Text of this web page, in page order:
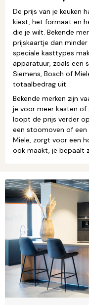
De prijs van je keuken
kiest, het formaat en
die je wilt. Bekende
prijskaartje dan
speciale kasttypes
apparatuur, zoals een
Siemens, Bosch of
totaalbedrag uit.
Bekende merken zijn
je voor meer kasten
loopt de prijs verder
een stoomoven of een
Miele, zorgt voor een
ook maakt, je bepaalt